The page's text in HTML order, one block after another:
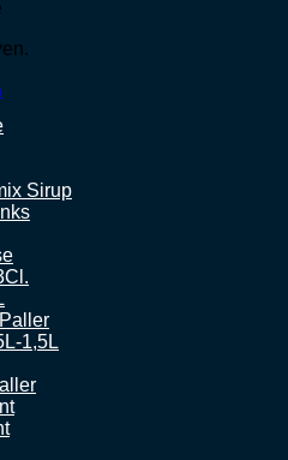
Sirup
1,5L